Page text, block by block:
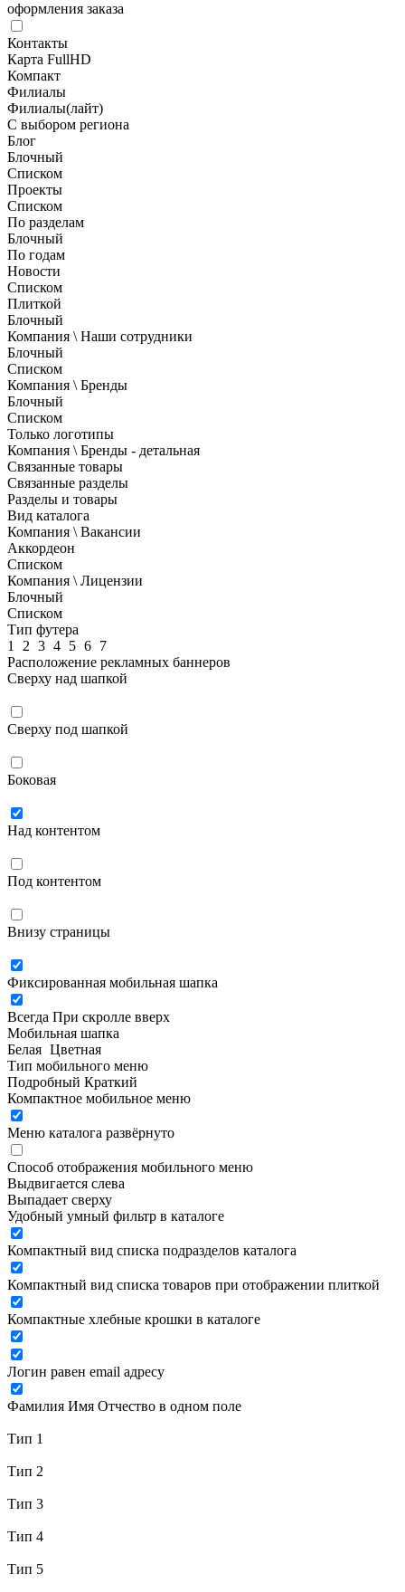
оформления заказа
Контакты
Карта FullHD
Компакт
Филиалы
Филиалы(лайт)
С выбором региона
Блог
Блочный
Списком
Проекты
Списком
По разделам
Блочный
По годам
Новости
Списком
Плиткой
Блочный
Компания \ Наши сотрудники
Блочный
Списком
Компания \ Бренды
Блочный
Списком
Только логотипы
Компания \ Бренды - детальная
Связанные товары
Связанные разделы
Разделы и товары
Вид каталога
Компания \ Вакансии
Аккордеон
Списком
Компания \ Лицензии
Блочный
Списком
Тип футера
1
2 3 4 5 6 7
Расположение рекламных баннеров
Сверху над шапкой
Сверху под шапкой
Боковая
Над контентом
Под контентом
Внизу страницы
Фиксированная мобильная шапка
Всегда При скролле вверх
Мобильная шапка
Белая Цветная
Тип мобильного меню
Подробный Краткий
Компактное мобильное меню
Меню каталога развёрнуто
Способ отображения мобильного меню
Выдвигается слева
Выпадает сверху
Удобный умный фильтр в каталоге
Компактный вид списка подразделов каталога
Компактный вид списка товаров при отображении плиткой
Компактные хлебные крошки в каталоге
Логин равен email адресу
Фамилия Имя Отчество в одном поле
Тип 1
Тип 2
Тип 3
Тип 4
Тип 5